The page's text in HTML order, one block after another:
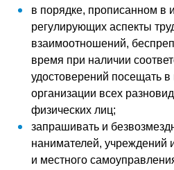
в порядке, прописанном в
регулирующих аспекты
взаимоотношений,
время при наличии
удостоверений посещать в
организации всех
физических лиц;
запрашивать и
нанимателей, учреждений
и местного